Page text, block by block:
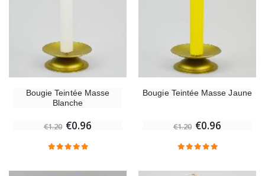
Bougie Teintée Masse
Blanche
€1.20 €0.96
Bougie Teintée Masse Jaune
€1.20 €0.96